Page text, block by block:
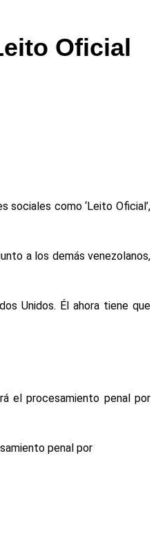
Oficial
sociales como ‘Leito Oficial’,
a los demás venezolanos,
Unidos. Él ahora tiene que
el procesamiento penal por
penal por